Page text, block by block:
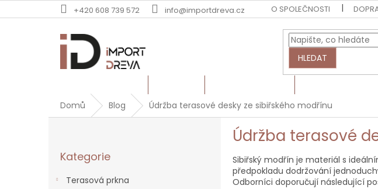
na
+420 608 739 572 info@importdreva.cz O SPOLEČNOSTI
HLEDAT
Domů Blog Údržba terasové desky ze sibiřského modřínu
kategorie
Kategorie
Terasová prkna
Údržba terasové
Sibiřský modřín je materiál s
předpokladu dodržování
Odborníci doporučují následující